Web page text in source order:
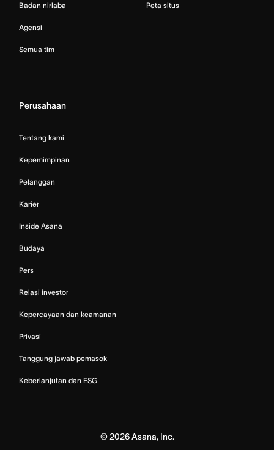
Badan nirlaba
Agensi
Semua tim
Peta situs
Perusahaan
Tentang kami
Kepemimpinan
Pelanggan
Karier
Inside Asana
Budaya
Pers
Relasi investor
Kepercayaan dan keamanan
Privasi
Tanggung jawab pemasok
Keberlanjutan dan ESG
© 2026Asana, Inc.